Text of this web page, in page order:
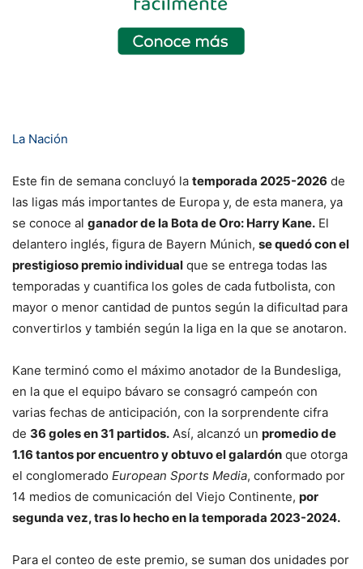
La Nación
Este fin de semana concluyó la temporada 2025-2026 de
las ligas más importantes de Europa y, de esta manera, ya
se conoce al ganador de la Bota de Oro: Harry Kane. El
delantero inglés, figura de Bayern Múnich, se quedó con el
prestigioso premio individual que se entrega todas las
temporadas y cuantifica los goles de cada futbolista, con
mayor o menor cantidad de puntos según la dificultad para
convertirlos y también según la liga en la que se anotaron.
Kane terminó como el máximo anotador de la Bundesliga,
en la que el equipo bávaro se consagró campeón con
varias fechas de anticipación, con la sorprendente cifra
de 36 goles en 31 partidos. Así, alcanzó un promedio de
1.16 tantos por encuentro y obtuvo el galardón que otorga
el conglomerado European Sports Media, conformado por
14 medios de comunicación del Viejo Continente, por
segunda vez, tras lo hecho en la temporada 2023-2024.
Para el conteo de este premio, se suman dos unidades por